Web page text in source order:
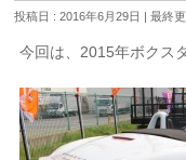
投稿日 : 2016年6月29日 最終
今回は、2015年ボクス